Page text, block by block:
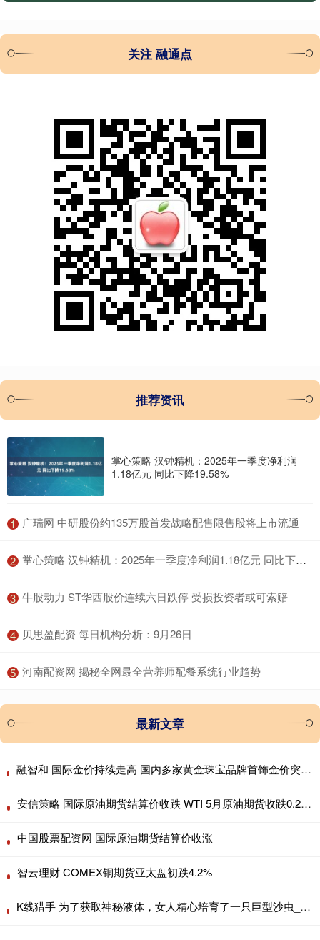
关注 融通点
推荐资讯
掌心策略 汉钟精机：2025年一季度净利润
1.18亿元 同比下降19.58%
1 ​广瑞网 中研股份约135万股首发战略配售限售股将上市流通
2 ​掌心策略 汉钟精机：2025年一季度净利润1.18亿元 同比下降19.58%
3 ​牛股动力 ST华西股价连续六日跌停 受损投资者或可索赔
4 ​贝思盈配资 每日机构分析：9月26日
5 ​河南配资网 揭秘全网最全营养师配餐系统行业趋势
最新文章
融智和 国际金价持续走高 国内多家黄金珠宝品牌首饰金价突破960元/克大关！
安信策略 国际原油期货结算价收跌 WTI 5月原油期货收跌0.28美元
中国股票配资网 国际原油期货结算价收涨
智云理财 COMEX铜期货亚太盘初跌4.2%
K线猎手 为了获取神秘液体，女人精心培育了一只巨型沙虫_黑妹_命运_女王